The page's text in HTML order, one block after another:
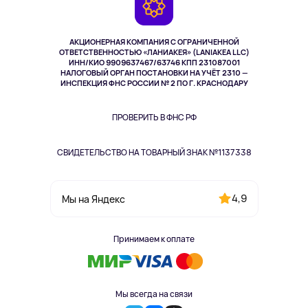
АКЦИОНЕРНАЯ КОМПАНИЯ С ОГРАНИЧЕННОЙ
ОТВЕТСТВЕННОСТЬЮ «ЛАНИАКЕЯ» (LANIAKEA LLC)
ИНН/КИО 9909637467/63746 КПП 231087001
НАЛОГОВЫЙ ОРГАН ПОСТАНОВКИ НА УЧЁТ 2310 —
ИНСПЕКЦИЯ ФНС РОССИИ № 2 ПО Г. КРАСНОДАРУ
ПРОВЕРИТЬ В ФНС РФ
СВИДЕТЕЛЬСТВО НА ТОВАРНЫЙ ЗНАК №1137338
Мы на Яндекс 4,9
Принимаем к оплате
Мы всегда на связи
Одежда и аксессуары